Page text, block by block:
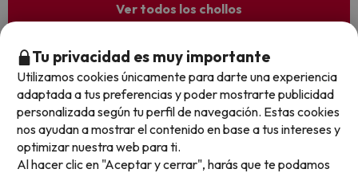
Ver todos los chollos
Otras iniciativas de éxito del grupo Viajes Para Ti S.L.U.
son Esquiades.com (la web líder de viajes a la nieve en
España) y Amimir.com, el buscador de hoteles con más
de 1.000.000 de alojamientos disponibles para
reservar y viajar por todo el mundo.
Tu privacidad es muy importante
Utilizamos cookies únicamente para darte una experiencia
adaptada a tus preferencias y poder mostrarte publicidad
personalizada según tu perfil de navegación. Estas cookies
nos ayudan a mostrar el contenido en base a tus intereses y
optimizar nuestra web para ti.
Al hacer clic en "Aceptar y cerrar", harás que te podamos